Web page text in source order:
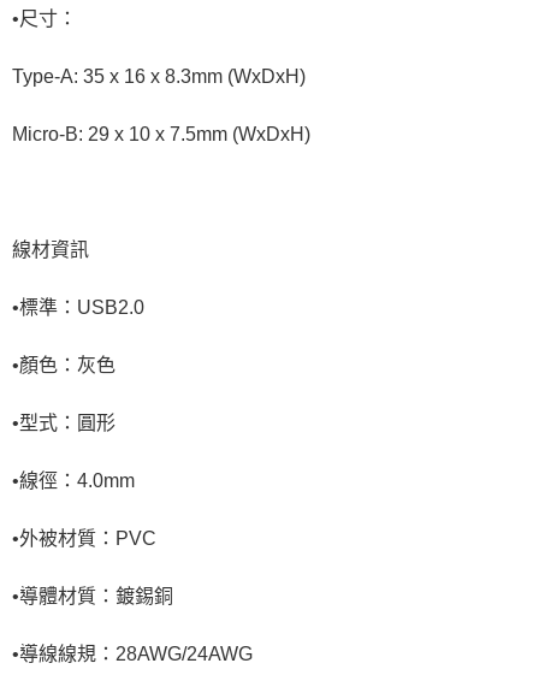
•尺寸：
Type-A: 35 x 16 x 8.3mm (WxDxH)
Micro-B: 29 x 10 x 7.5mm (WxDxH)
線材資訊
•標準：USB2.0
•顏色：灰色
•型式：圓形
•線徑：4.0mm
•外被材質：PVC
•導體材質：鍍錫銅
•導線線規：28AWG/24AWG